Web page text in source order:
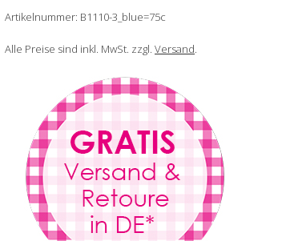
Artikelnummer: B1110-3_blue=75c
Alle Preise sind inkl. MwSt. zzgl. Versand.